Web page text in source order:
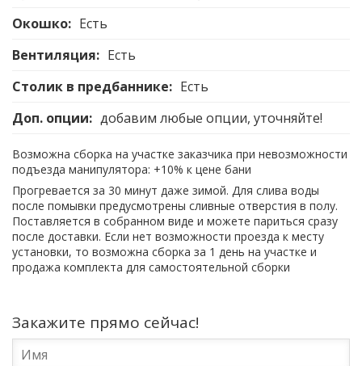
Окошко: Есть
Вентиляция: Есть
Столик в предбаннике: Есть
Доп. опции: добавим любые опции, уточняйте!
Возможна сборка на участке заказчика при невозможности
подъезда манипулятора: +10% к цене бани
Прогревается за 30 минут даже зимой. Для слива воды
после помывки предусмотрены сливные отверстия в полу.
Поставляется в собранном виде и можете париться сразу
после доставки. Если нет возможности проезда к месту
установки, то возможна сборка за 1 день на участке и
продажа комплекта для самостоятельной сборки
Закажите прямо сейчас!